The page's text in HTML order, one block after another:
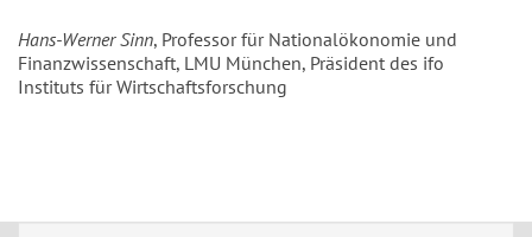
Hans-Werner Sinn, Professor für Nationalökonomie und
Finanzwissenschaft, LMU München, Präsident des ifo
Instituts für Wirtschaftsforschung